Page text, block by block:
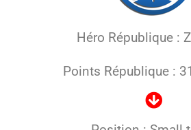
Héro République :
Points République :